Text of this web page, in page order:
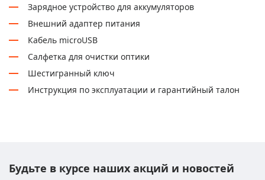
Зарядное устройство для аккумуляторов
Внешний адаптер питания
Кабель microUSB
Салфетка для очистки оптики
Шестигранный ключ
Инструкция по эксплуатации и гарантийный талон
Будьте в курсе наших акций и новостей